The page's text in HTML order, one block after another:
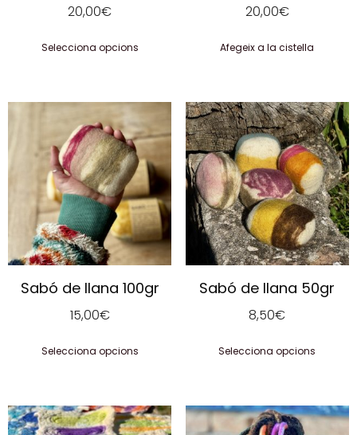
20,00€
Selecciona opcions
20,00€
Afegeix a la cistella
Sabó de llana 100gr
15,00€
Selecciona opcions
Sabó de llana 50gr
8,50€
Selecciona opcions